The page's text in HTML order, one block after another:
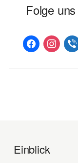
Folge uns
facebookinstagramviber
Einblick